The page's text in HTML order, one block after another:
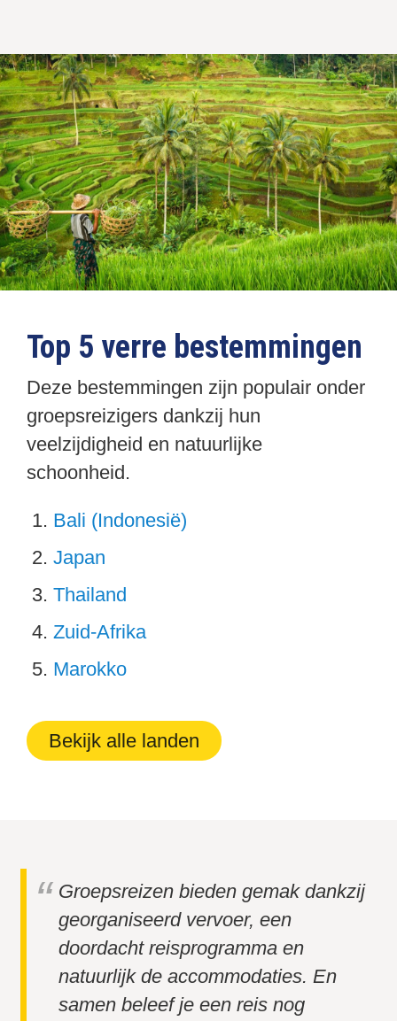
Top 5 verre bestemmingen
Deze bestemmingen zijn populair onder
groepsreizigers dankzij hun
veelzijdigheid en natuurlijke
schoonheid.
Bali (Indonesië)
Japan
Thailand
Zuid-Afrika
Marokko
Bekijk alle landen
Groepsreizen bieden gemak dankzij
georganiseerd vervoer, een
doordacht reisprogramma en
natuurlijk de accommodaties. En
samen beleef je een reis nog